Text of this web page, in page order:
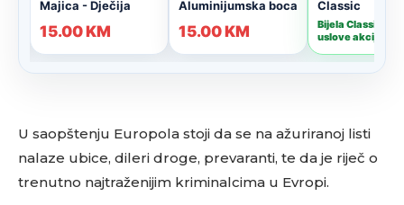
U saopštenju Europola stoji da se na ažuriranoj listi
nalaze ubice, dileri droge, prevaranti, te da je riječ o
trenutno najtraženijim kriminalcima u Evropi.